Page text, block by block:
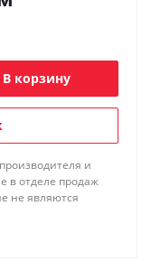
В корзину
и
в отделе продаж
не являются